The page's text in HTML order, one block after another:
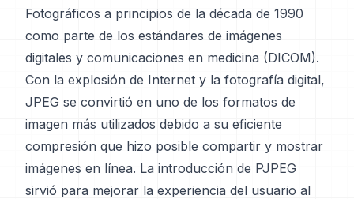
Fotográficos a principios de la década de 1990
como parte de los estándares de imágenes
digitales y comunicaciones en medicina (DICOM).
Con la explosión de Internet y la fotografía digital,
JPEG se convirtió en uno de los formatos de
imagen más utilizados debido a su eficiente
compresión que hizo posible compartir y mostrar
imágenes en línea. La introducción de PJPEG
sirvió para mejorar la experiencia del usuario al